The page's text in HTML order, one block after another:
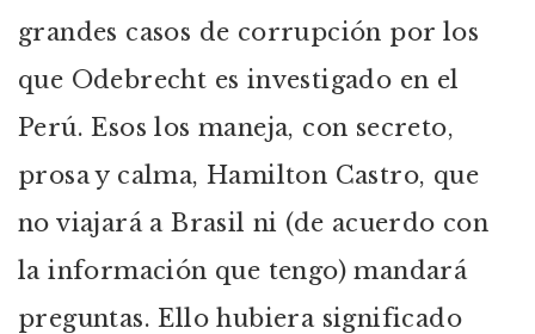
grandes casos de corrupción por los
que Odebrecht es investigado en el
Perú. Esos los maneja, con secreto,
prosa y calma, Hamilton Castro, que
no viajará a Brasil ni (de acuerdo con
la información que tengo) mandará
preguntas. Ello hubiera significado